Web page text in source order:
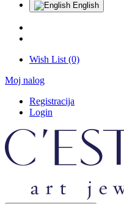
English
Wish List (0)
Moj nalog
Registracija
Login